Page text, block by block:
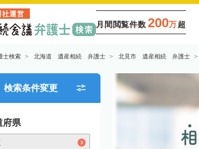
運営
月間閲覧件数 200万超
士検索 北海道 遺産相続 弁護士 北見市 遺産相続 弁護士
検索条件変更
府県